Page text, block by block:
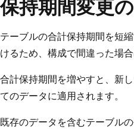
保持期間変更
テーブルの合計保持期間を短
けるため、構成で間違った場
合計保持期間を増やすと、新
てのデータに適用されます。
既存のデータを含むテーブル